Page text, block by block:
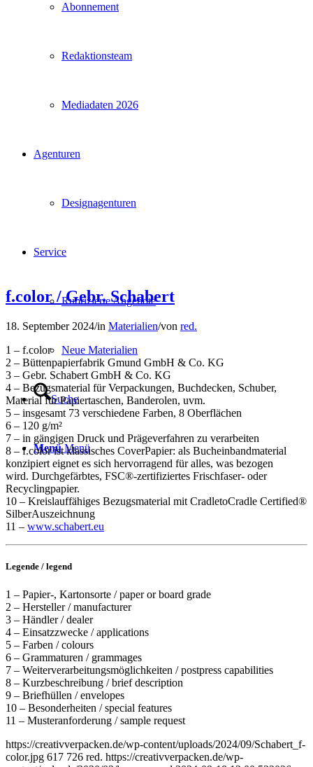
Abonnement
Redaktionsteam
Mediadaten 2026
Agenturen
Designagenturen
Service
Rubrizierte Angebote
Neue Materialien
Suche
Menü Menü
f.color / Gebr. Schabert
18. September 2024/in Materialien/von red.
1 – f.color
2 – Büttenpapierfabrik Gmund GmbH & Co. KG
3 – Gebr. Schabert GmbH & Co. KG
4 – Bezugsmaterial für Verpackungen, Buchdecken, Schuber,
Material für Papiertaschen, Banderolen, uvm.
5 – insgesamt 73 verschiedene Farben, 8 Oberflächen
6 – 120 g/m²
7 – in gängigen Druck­ und Prägeverfahren zu verarbeiten
8 – f.color ist klassisches Cover­Papier: als Bucheinbandmaterial
konzipiert eignet es sich hervorragend für alles, was bezogen
wird. Durchgefärbtes, FSC®-­zertifiziertes Frischfaser­- oder
Recyclingpapier.
10 – Kreislauffähiges Bezugsmaterial mit Cradle­to­Cradle Certified®
Silber­Auszeichnung
11 – www.schabert.eu
Legende / legend
1 – Papier-, Kartonsorte / paper or board grade
2 – Hersteller / manufacturer
3 – Händler / dealer
4 – Einsatzzwecke / applications
5 – Farben / colours
6 – Grammaturen / grammages
7 – Weiterverarbeitungsmöglichkeiten / postpress capabilities
8 – Kurzbeschreibung / brief description
9 – Briefhüllen / envelopes
10 – Besonderheiten / special features
11 – Musteranforderung / sample request
https://creativverpacken.de/wp-content/uploads/2024/09/Schabert_f-
color.jpg 617 726 red. https://creativverpacken.de/wp-